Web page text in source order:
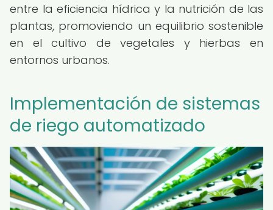
entre la eficiencia hídrica y la nutrición de las
plantas, promoviendo un equilibrio sostenible
en el cultivo de vegetales y hierbas en
entornos urbanos.
Implementación de sistemas
de riego automatizado